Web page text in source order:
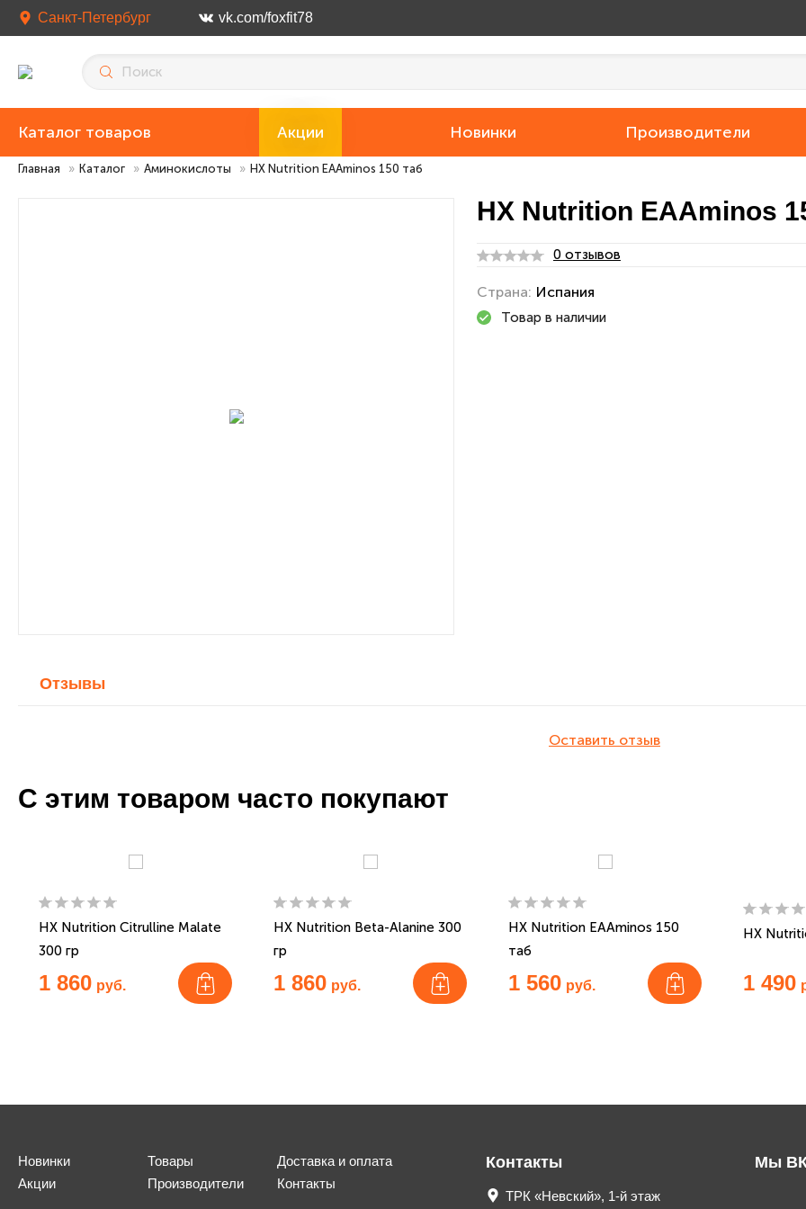
Санкт-Петербург vk.com/foxfit78
Каталог товаров Акции Новинки Производители
Главная » Каталог » Аминокислоты » HX Nutrition EAAminos 150 таб
HX Nutrition EAAminos
0 отзывов
Страна: Испания
Товар в наличии
Отзывы
Оставить отзыв
С этим товаром часто покупают
HX Nutrition Citrulline Malate
300 гр
1 860 руб.
HX Nutrition Beta-Alanine 300
гр
1 860 руб.
HX Nutrition EAAminos 150
таб
1 560 руб.
HX
1 490
Новинки
Акции
Товары
Производители
Доставка и оплата
Контакты
Контакты
ТРК «Невский», 1-й этаж
Мы